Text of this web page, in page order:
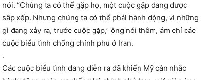
nói. “Chúng ta có thể gặp họ, một cuộc gặp đang được
sắp xếp. Nhưng chúng ta có thể phải hành động, vì những
gì đang xảy ra, trước cuộc gặp,” ông nói thêm, ám chỉ các
cuộc biểu tình chống chính phủ ở Iran.
.
Các cuộc biểu tình đang diễn ra đã khiến Mỹ cân nhắc